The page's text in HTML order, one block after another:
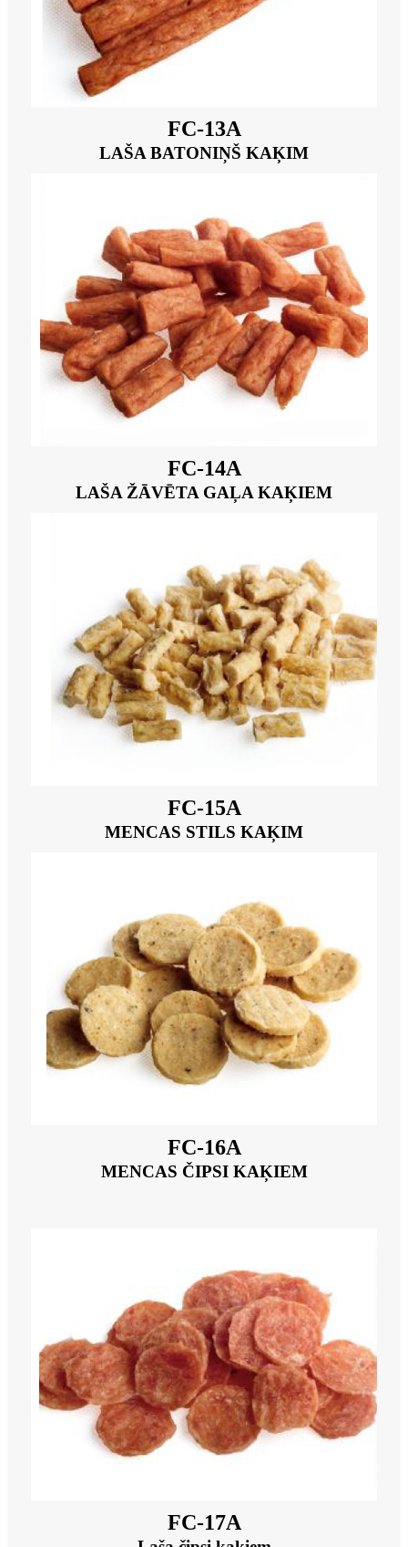
FC-13A
LAŠA BATONIŅŠ KAĶIM
FC-14A
LAŠA ŽĀVĒTA GAĻA KAĶIEM
FC-15A
MENCAS STILS KAĶIM
FC-16A
MENCAS ČIPSI KAĶIEM
FC-17A